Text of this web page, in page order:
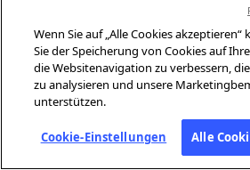
The Times Of India
Weitere Informationen
Wenn Sie auf „Alle Cookies akzeptieren“
Sie der Speicherung von Cookies auf
die Websitenavigation zu verbessern,
zu analysieren und unsere
unterstützen.
Cookie-Einstellungen Alle